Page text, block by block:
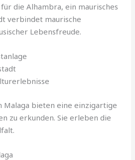
die Alhambra, ein maurisches
verbindet maurische
Lebensfreude.
Malaga bieten eine einzigartige
zu erkunden. Sie erleben die